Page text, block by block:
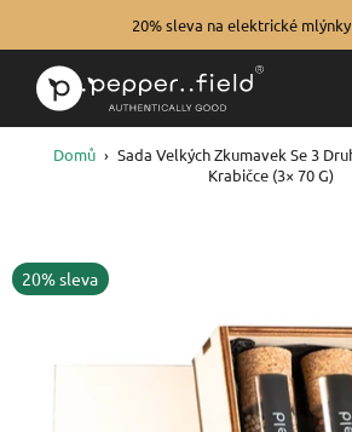
20% sleva na elektrické
Domů › Sada Velkých Zkumavek Se 3
Krabičce (3× 70 G)
20% sleva